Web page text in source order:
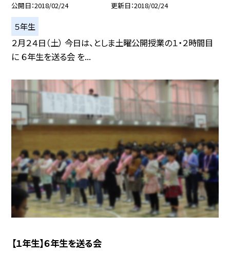
公開日 2018/02/24 更新日 2018/02/24
５年生
２月２４日（土） 今日は、としま土曜公開授業の１・２時間目
に ６年生を送る会 を...
【１年生】６年生を送る会